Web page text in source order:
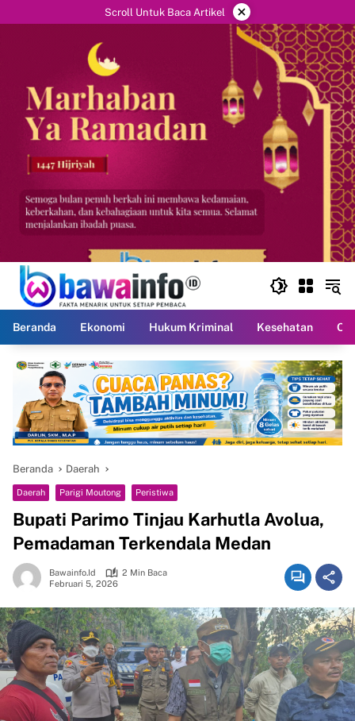
ke
Scroll Untuk Baca Artikel ×
Beranda Ekonomi Hukum Kriminal Kesehatan
Beranda Daerah
Daerah Parigi Moutong Peristiwa
Bupati Parimo Tinjau Karhutla Avolua,
Pemadaman Terkendala Medan
Bawainfo.id
2 Min Baca
Februari 5, 2026